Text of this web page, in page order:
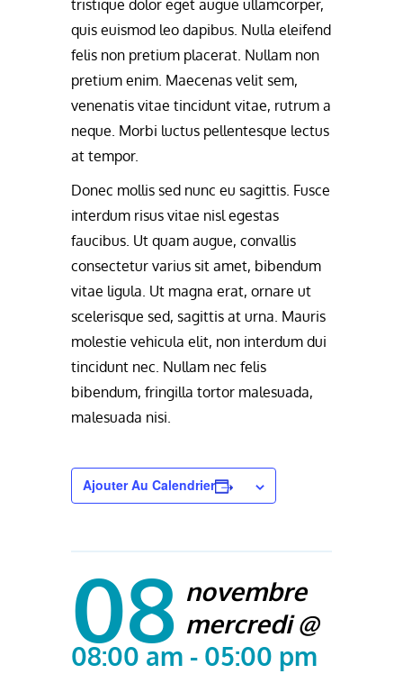
tristique dolor eget augue ullamcorper,
quis euismod leo dapibus. Nulla eleifend
felis non pretium placerat. Nullam non
pretium enim. Maecenas velit sem,
venenatis vitae tincidunt vitae, rutrum a
neque. Morbi luctus pellentesque lectus
at tempor.
Donec mollis sed nunc eu sagittis. Fusce
interdum risus vitae nisl egestas
faucibus. Ut quam augue, convallis
consectetur varius sit amet, bibendum
vitae ligula. Ut magna erat, ornare ut
scelerisque sed, sagittis at urna. Mauris
molestie vehicula elit, non interdum dui
tincidunt nec. Nullam nec felis
bibendum, fringilla tortor malesuada,
malesuada nisi.
Ajouter Au Calendrier
08 novembre
mercredi @
08:00 am - 05:00 pm